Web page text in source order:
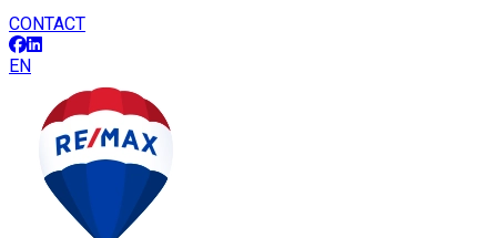
CONTACT
EN